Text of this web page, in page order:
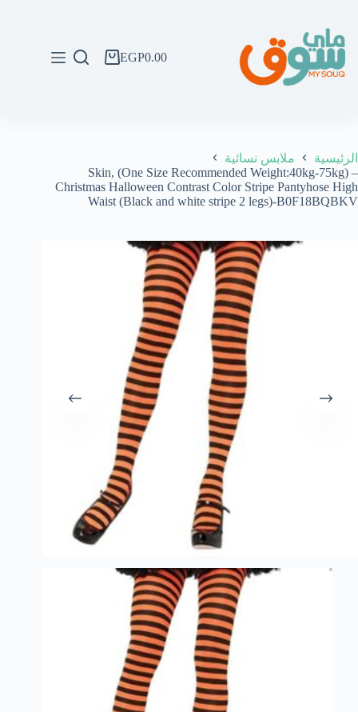
المحتوى
عربةEGP0.00
الرئيسية
ملابس نسائية
Skin, (One Size Recommended Weight:40kg-75kg) –
Christmas Halloween Contrast Color Stripe Pantyhose High
Waist (Black and white stripe 2 legs)-B0F18BQBKV